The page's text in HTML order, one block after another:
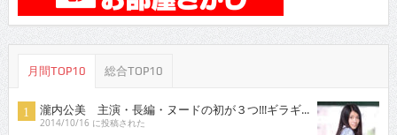
月間TOP10 総合TOP10
瀧内公美 主演・長編・ヌードの初が３つ!!!ギラギ...
2014/10/16 に投稿された